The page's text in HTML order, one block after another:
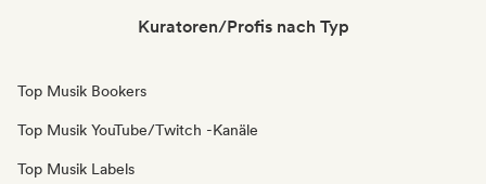
Kuratoren/Profis nach Typ
Top Musik Bookers
Top Musik YouTube/Twitch -Kanäle
Top Musik Labels